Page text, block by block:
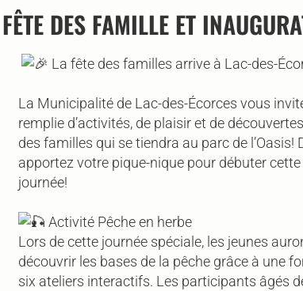
FÊTE DES FAMILLE ET
La fête des familles arrive à Lac-des-
La Municipalité de Lac-des-Écorces vous
remplie d’activités, de plaisir et de
des familles qui se tiendra au parc de l’Oasis!
apportez votre pique-nique pour débuter
journée!
Activité Pêche en herbe
Lors de cette journée spéciale, les jeunes
découvrir les bases de la pêche grâce à une
six ateliers interactifs. Les participants âgés